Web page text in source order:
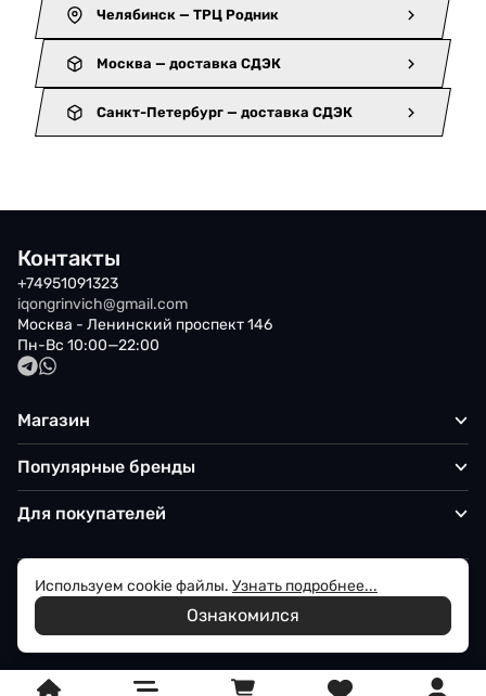
Челябинск — ТРЦ Родник
Москва — доставка СДЭК
Санкт-Петербург — доставка СДЭК
Контакты
+74951091323
iqongrinvich@gmail.com
Москва - Ленинский проспект 146
Пн-Вс 10:00—22:00
Магазин
Популярные бренды
Для покупателей
© 2026 Iqon - Магазин вашего стиля
Политика обработки персональных данных
Используем cookie файлы. Узнать подробнее...
Ознакомился